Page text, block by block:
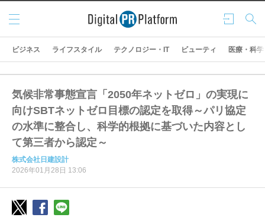
ログ
イン
検索
メニ
ュー
ビジネス ライフスタイル テクノロジー・IT ビューティ 医療・科学
気候非常事態宣言「2050年ネットゼロ」の実現に
向けSBTネットゼロ目標の認定を取得～パリ協定
の水準に整合し、科学的根拠に基づいた内容とし
て第三者から認定～
株式会社日建設計
2026年01月28日 13:06